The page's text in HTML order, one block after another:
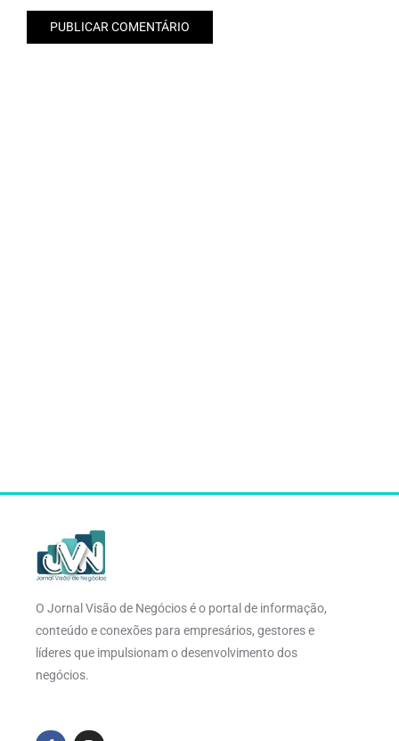
O Jornal Visão de Negócios é o portal de informação,
conteúdo e conexões para empresários, gestores e
líderes que impulsionam o desenvolvimento dos
negócios.